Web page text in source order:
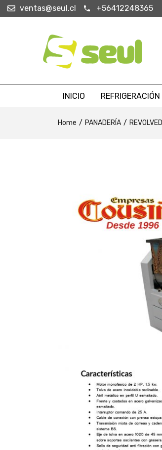
ventas@seul.cl +56412248365
INICIO REFRIGERACIÓN
Home PANADERÍA